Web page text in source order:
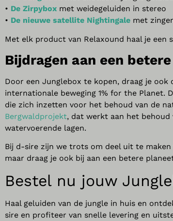
• De Zirpybox met weidegeluiden in stereo
• De nieuwe satellite Nightingale met
Met elk product van Relaxound haal je een
Bijdragen aan een
Door een Junglebox te kopen, draag je
internationale beweging 1% for the Planet.
die zich inzetten voor het behoud van de
Bergwaldprojekt, dat werkt aan het behoud
watervoerende lagen.
Bij d-sire zijn we trots om deel uit te
maar draag je ook bij aan een betere
Bestel nu jouw
Haal geluiden van de jungle in huis en
sire en profiteer van snelle levering en